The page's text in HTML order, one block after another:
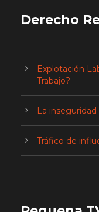
Derecho
Explotación
Trabajo?
La
Tráfico de